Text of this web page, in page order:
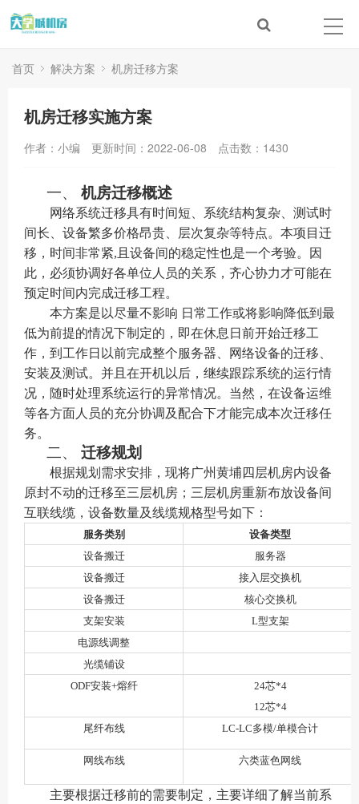
首页 解决方案 机房迁移方案
机房迁移实施方案
作者：小编 更新时间：2022-06-08 点击数： 1430
一、 机房迁移概述
网络系统迁移具有时间短、系统结构复杂、测试时
间长、设备繁多价格昂贵、层次复杂等特点。本项目迁
移，时间非常紧, 且设备间的稳定性也是一个考验。因
此，必须协调好各单位人员的关系，齐心协力才可能在
预定时间内完成迁移工程。
本方案是以尽量不影响 日常工作或将影响降低到最
低为前提的情况下制定的，即在休息 日 前开始迁移工
作 ，到 工作日 以前完成整个服务器、
网络设备的迁移、
安装及测试。并且在开机以后，继续跟踪系统的运行情
况，随时处理系统运行的异常情况。当然，在设备运维
等各方面人员的充分协调及配合下才能完成本次迁移任
务。
二、 迁移规划
根据规划需求安排，现将广州黄埔四层机房内设备
原封不动的迁移至三层机房；三层机房重新布放设备间
互联线缆，设备数量及线缆规格型号如下：
服务类别
设备类型
设备搬迁
服务器
设备搬迁
接入层交换机
设备搬迁
核心交换机
支架安装
L型支架
电源线调整
光缆铺设
ODF安装+熔纤
24芯*4
12芯*4
尾纤布线
LC-LC多模/单模合计
网线布线 六类蓝色网线
主要根据迁移前的需要制定，主要详细了解当前系